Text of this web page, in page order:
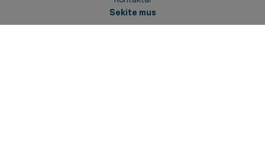
Sekite mus